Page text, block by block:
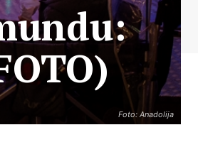
Foto: Anadolija